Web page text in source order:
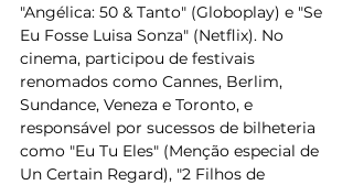
"Angélica: 50 & Tanto" (Globoplay) e "Se
Eu Fosse Luisa Sonza" (Netflix). No
cinema, participou de festivais
renomados como Cannes, Berlim,
Sundance, Veneza e Toronto, e
responsável por sucessos de bilheteria
como "Eu Tu Eles" (Menção especial de
Un Certain Regard), "2 Filhos de